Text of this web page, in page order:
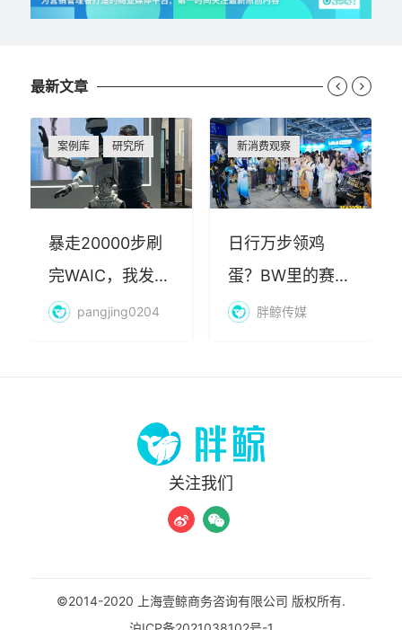
最新文章
案例库 研究所
暴走20000步刷
完WAIC，我发现
AI最赚钱的不是
pangjing0204
新消费观察
日行万步领鸡
蛋？BW里的赛博
朝圣，藏着品牌
胖鲸传媒
 
关注我们
©2014-2020 上海壹鲸商务咨询有限公司 版权所有.